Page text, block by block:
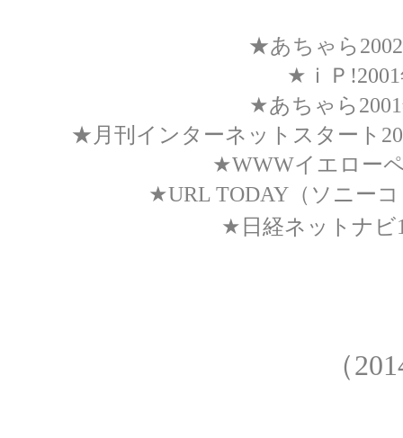
★あちゃら
★ ｉＰ!2001
★あちゃら
★ 月刊インターネットスタート
★WWWイエロー
★URL TODAY（ソニー
★ 日経ネットナビ
（